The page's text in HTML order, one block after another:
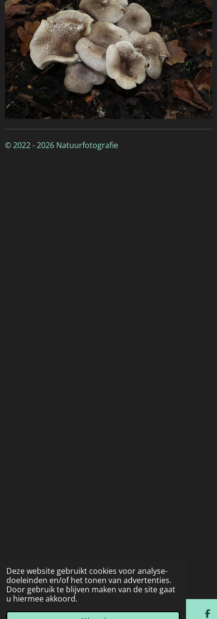
Deze website gebruikt cookies voor analyse-
doeleinden en/of het tonen van advertenties.
Door gebruik te blijven maken van de site gaat
u hiermee akkoord.
© 2022 - 2026 Natuurfotografie